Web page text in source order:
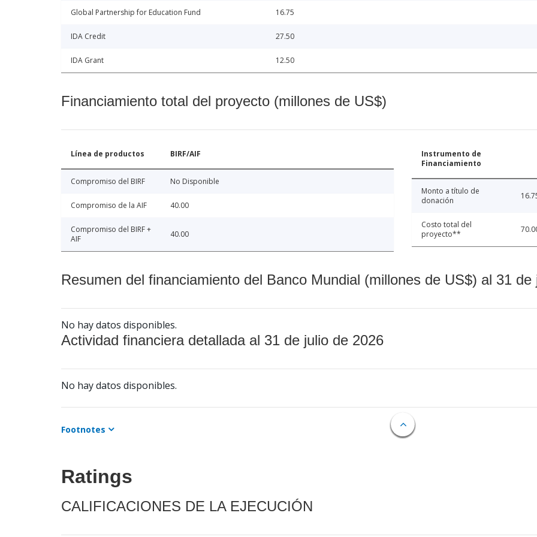
Global Partnership for Education Fund 16.75
IDA Credit 27.50
IDA Grant 12.50
Financiamiento total del proyecto (millones de US$)
Línea de productos BIRF/AIF
Compromiso del BIRF No Disponible
Compromiso de la AIF 40.00
Compromiso del BIRF +
AIF
40.00
Instrumento de
Financiamiento
Monto a título de
donación
Costo total del
proyecto**
Resumen del financiamiento del Banco Mundial (millones de US$) al 31 de
No hay datos disponibles.
Actividad financiera detallada al 31 de julio de 2026
No hay datos disponibles.
Footnotes
Ratings
CALIFICACIONES DE LA EJECUCIÓN